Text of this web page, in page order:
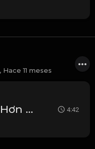
Hace 11 meses
Còn Gì Đẹp Hơn (Mưa Đỏ Original Soundtrack) 4:42